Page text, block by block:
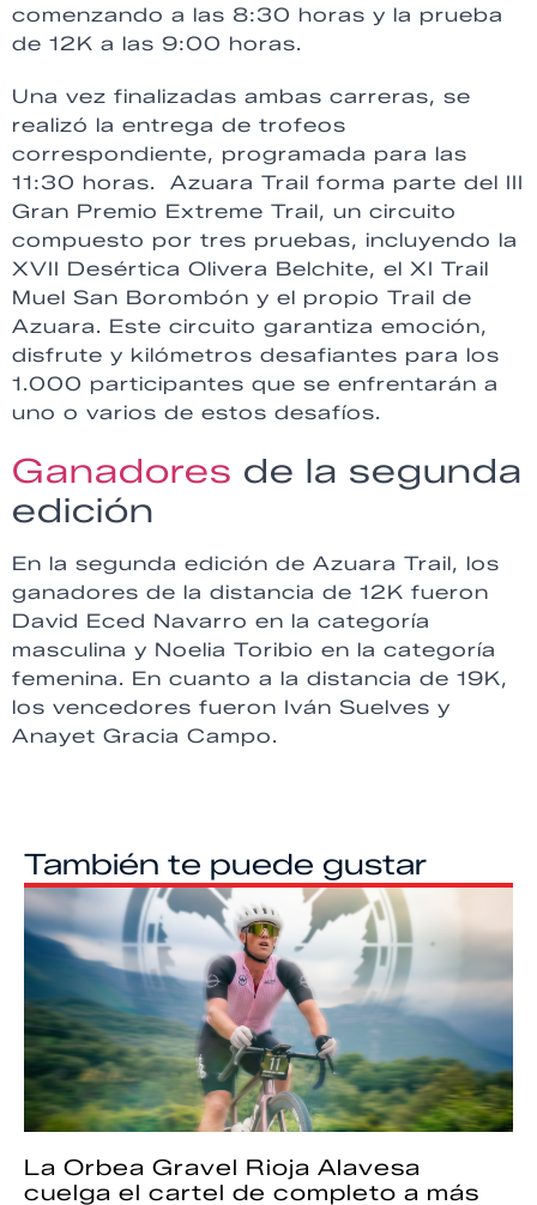
comenzando a las 8:30 horas y la prueba
de 12K a las 9:00 horas.
Una vez finalizadas ambas carreras, se
realizó la entrega de trofeos
correspondiente, programada para las
11:30 horas. Azuara Trail forma parte del III
Gran Premio Extreme Trail, un circuito
compuesto por tres pruebas, incluyendo la
XVII Desértica Olivera Belchite, el XI Trail
Muel San Borombón y el propio Trail de
Azuara. Este circuito garantiza emoción,
disfrute y kilómetros desafiantes para los
1.000 participantes que se enfrentarán a
uno o varios de estos desafíos.
Ganadores de la segunda
edición
En la segunda edición de Azuara Trail, los
ganadores de la distancia de 12K fueron
David Eced Navarro en la categoría
masculina y Noelia Toribio en la categoría
femenina. En cuanto a la distancia de 19K,
los vencedores fueron Iván Suelves y
Anayet Gracia Campo.
También te puede gustar
La Orbea Gravel Rioja Alavesa
cuelga el cartel de completo a más